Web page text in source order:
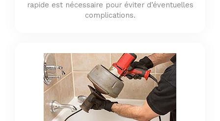
rapide est nécessaire pour éviter d’éventuelles
complications.